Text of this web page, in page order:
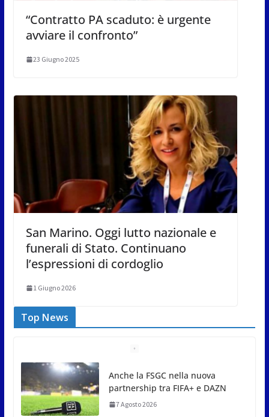
“Contratto PA scaduto: è urgente
avviare il confronto”
23 Giugno 2025
San Marino. Oggi lutto nazionale e
funerali di Stato. Continuano
l’espressioni di cordoglio
1 Giugno 2026
Top News
San Marino Comics 2026 punta
sul territorio: sponsor e realtà
locali protagonisti del festival